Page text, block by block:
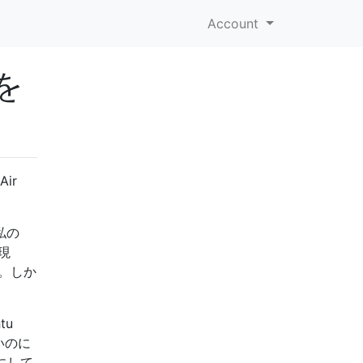
Account
の
しか
のに